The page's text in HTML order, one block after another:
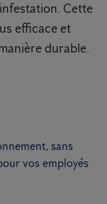
Cette
efficace et
durable.
sans
vos employés